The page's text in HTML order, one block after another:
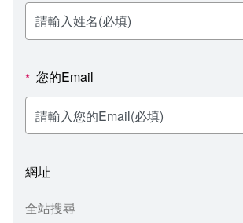
新聞媒體專區
校園行事曆
報名系統
線上報名查詢
影音資訊
學習指導中心
輔導處
研發處
秘書處出納組
大眾傳播學系
外國語文學系
文化藝術學系
健康管理與促進學系
校務系統
課程大綱
網路選課
校園行事曆
校內系統
資訊服務線上報修系統
消耗品申請
教室‧會議室預約系統
問卷調查
法令規章
政府公開資訊
* 您的Email
網址
全站搜尋